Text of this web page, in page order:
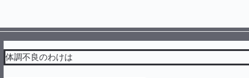
体調不良のわけは